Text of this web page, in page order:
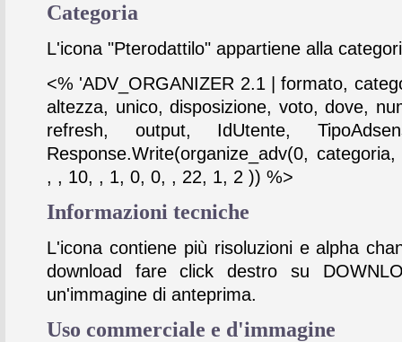
Categoria
L'icona "Pterodattilo" appartiene alla
<% 'ADV_ORGANIZER 2.1 | formato,
altezza, unico, disposizione, voto, dove,
refresh, output, IdUtente,
Response.Write(organize_adv(0,
, , 10, , 1, 0, 0, , 22, 1, 2 )) %>
Informazioni tecniche
L'icona contiene più risoluzioni e alpha
download fare click destro su
un'immagine di anteprima.
Uso commerciale e d'immagine